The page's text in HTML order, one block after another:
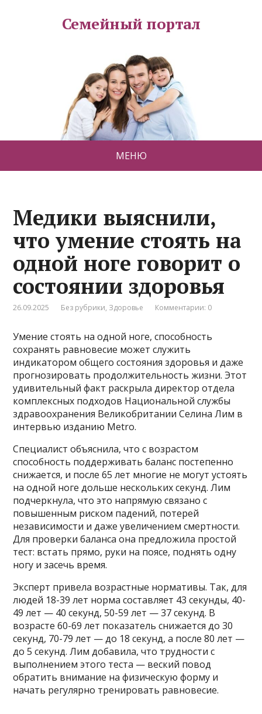
Семейный портал
МЕНЮ
Медики выяснили,
что умение стоять на
одной ноге говорит о
состоянии здоровья
26.09.2025 Без рубрики, Здоровье Комментарии: 0
Умение стоять на одной ноге, способность
сохранять равновесие может служить
индикатором общего состояния здоровья и даже
прогнозировать продолжительность жизни. Этот
удивительный факт раскрыла директор отдела
комплексных подходов Национальной службы
здравоохранения Великобритании Селина Лим в
интервью изданию Metro.
Специалист объяснила, что с возрастом
способность поддерживать баланс постепенно
снижается, и после 65 лет многие не могут устоять
на одной ноге дольше нескольких секунд. Лим
подчеркнула, что это напрямую связано с
повышенным риском падений, потерей
независимости и даже увеличением смертности.
Для проверки баланса она предложила простой
тест: встать прямо, руки на поясе, поднять одну
ногу и засечь время.
Эксперт привела возрастные нормативы. Так, для
людей 18-39 лет норма составляет 43 секунды, 40-
49 лет — 40 секунд, 50-59 лет — 37 секунд. В
возрасте 60-69 лет показатель снижается до 30
секунд, 70-79 лет — до 18 секунд, а после 80 лет —
до 5 секунд. Лим добавила, что трудности с
выполнением этого теста — веский повод
обратить внимание на физическую форму и
начать регулярно тренировать равновесие.